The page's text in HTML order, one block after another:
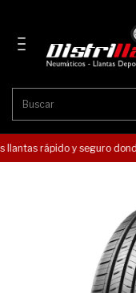
rápido y seguro